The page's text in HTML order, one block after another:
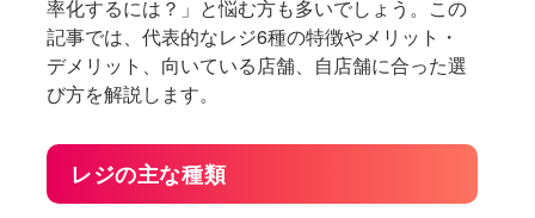
率化するには？」と悩む方も多いでしょう。この
記事では、代表的なレジ6種の特徴やメリット・
デメリット、向いている店舗、自店舗に合った選
び方を解説します。
レジの主な種類